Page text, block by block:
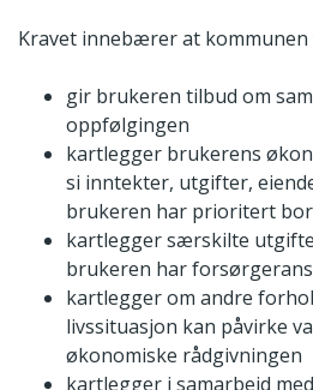
Kravet innebærer at
gir brukeren tilbud om
oppfølgingen
kartlegger brukerens
si inntekter, utgifter,
brukeren har prioritert
kartlegger særskilte
brukeren har
kartlegger om andre
livssituasjon kan påvirke
økonomiske rådgivningen
kartlegger i samarbeid